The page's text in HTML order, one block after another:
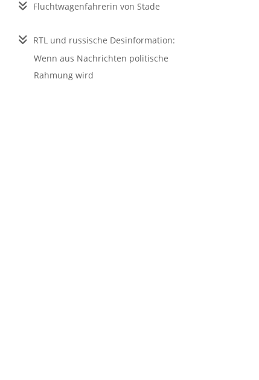
Fluchtwagenfahrerin von Stade
RTL und russische Desinformation:
Wenn aus Nachrichten politische
Rahmung wird